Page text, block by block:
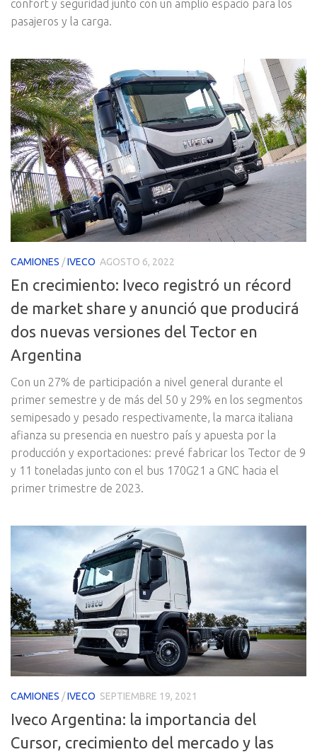
confort y seguridad junto con un amplio espacio para los
pasajeros y la carga.
CAMIONES /IVECO AGOSTO 6, 2022
En crecimiento: Iveco registró un récord
de market share y anunció que producirá
dos nuevas versiones del Tector en
Argentina
Con un 27% de participación a nivel general durante el
primer semestre y de más del 50 y 29% en los segmentos
semipesado y pesado respectivamente, la marca italiana
afianza su presencia en nuestro país y apuesta por la
producción y exportaciones: prevé fabricar los Tector de 9
y 11 toneladas junto con el bus 170G21 a GNC hacia el
primer trimestre de 2023.
CAMIONES /IVECO SEPTIEMBRE 19, 2021
Iveco Argentina: la importancia del
Cursor, crecimiento del mercado y las